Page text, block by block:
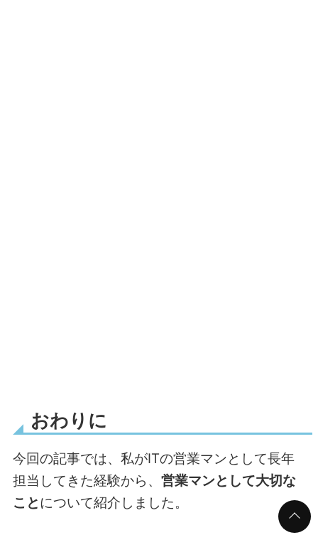
おわりに
今回の記事では、私がITの営業マンとして長年
担当してきた経験から、 営業マンとして大切な
ことについて紹介しました。